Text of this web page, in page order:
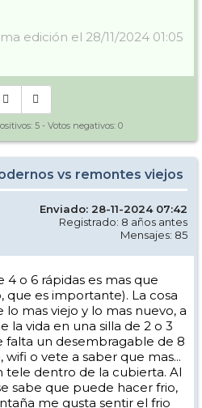
edición el 28/11/2024 01:05
5 - Votos negativos: 0
vs remontes viejos
Enviado: 28-11-2024 07:42
Registrado: 8 años antes
Mensajes: 85
4 o 6 rápidas es mas que
que es importante). La cosa
mas viejo y lo mas nuevo, a
la vida en una silla de 2 o 3
un desembragable de 8
o vete a saber que mas...
tele dentro de la cubierta. Al
sabe que puede hacer frio,
me gusta sentir el frio